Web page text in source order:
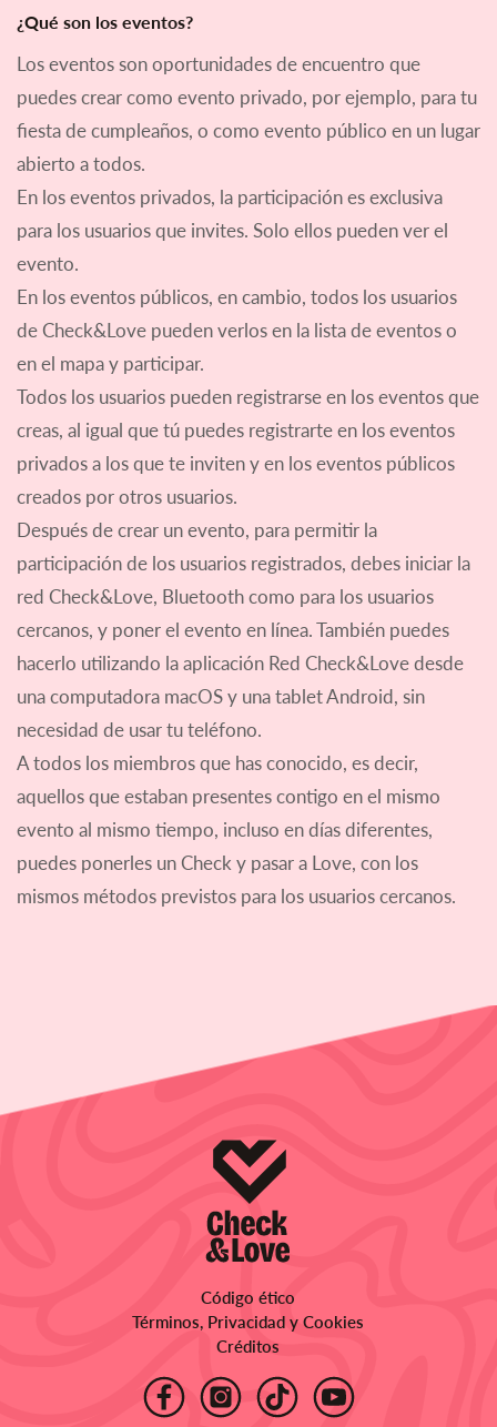
¿Qué son los eventos?
Los eventos son oportunidades de encuentro que
puedes crear como evento privado, por ejemplo, para tu
fiesta de cumpleaños, o como evento público en un lugar
abierto a todos.
En los eventos privados, la participación es exclusiva
para los usuarios que invites. Solo ellos pueden ver el
evento.
En los eventos públicos, en cambio, todos los usuarios
de Check&Love pueden verlos en la lista de eventos o
en el mapa y participar.
Todos los usuarios pueden registrarse en los eventos que
creas, al igual que tú puedes registrarte en los eventos
privados a los que te inviten y en los eventos públicos
creados por otros usuarios.
Después de crear un evento, para permitir la
participación de los usuarios registrados, debes iniciar la
red Check&Love, Bluetooth como para los usuarios
cercanos, y poner el evento en línea. También puedes
hacerlo utilizando la aplicación Red Check&Love desde
una computadora macOS y una tablet Android, sin
necesidad de usar tu teléfono.
A todos los miembros que has conocido, es decir,
aquellos que estaban presentes contigo en el mismo
evento al mismo tiempo, incluso en días diferentes,
puedes ponerles un Check y pasar a Love, con los
mismos métodos previstos para los usuarios cercanos.
Código ético
Términos, Privacidad y Cookies
Créditos